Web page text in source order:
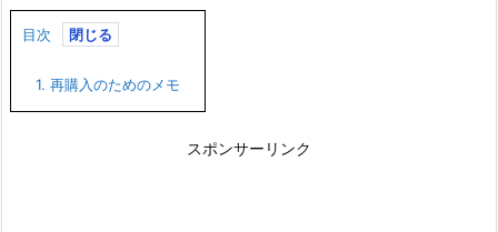
目次
1. 再購入のためのメモ
スポンサーリンク